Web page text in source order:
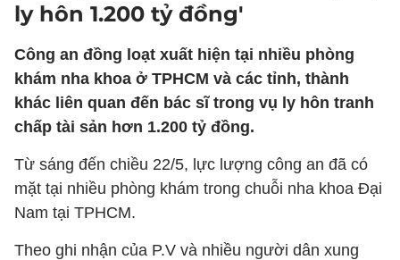
ly hôn 1.200 tỷ đồng'
Công an đồng loạt xuất hiện tại nhiều phòng
khám nha khoa ở TPHCM và các tỉnh, thành
khác liên quan đến bác sĩ trong vụ ly hôn tranh
chấp tài sản hơn 1.200 tỷ đồng.
Từ sáng đến chiều 22/5, lực lượng công an đã có
mặt tại nhiều phòng khám trong chuỗi nha khoa Đại
Nam tại TPHCM.
Theo ghi nhận của P.V và nhiều người dân xung